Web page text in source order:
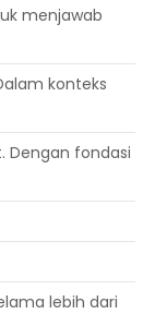
menjawab
konteks
Dengan fondasi
lebih dari